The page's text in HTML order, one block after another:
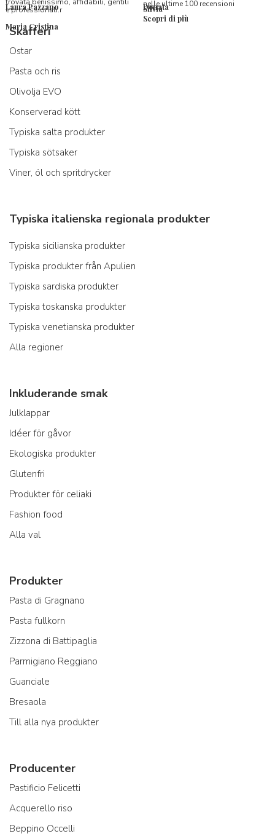
Laura Pazzano
e professionali.r
Maria Cristina
Donata
Silvia
nelle ultime 100 recensioni
Scopri di più
Skafferi
Ostar
Pasta och ris
Olivolja EVO
Konserverad kött
Typiska salta produkter
Typiska sötsaker
Viner, öl och spritdrycker
Typiska italienska regionala produkter
Typiska sicilianska produkter
Typiska produkter från Apulien
Typiska sardiska produkter
Typiska toskanska produkter
Typiska venetianska produkter
Alla regioner
Inkluderande smak
Julklappar
Idéer för gåvor
Ekologiska produkter
Glutenfri
Produkter för celiaki
Fashion food
Alla val
Produkter
Pasta di Gragnano
Pasta fullkorn
Zizzona di Battipaglia
Parmigiano Reggiano
Guanciale
Bresaola
Till alla nya produkter
Producenter
Pastificio Felicetti
Acquerello riso
Beppino Occelli